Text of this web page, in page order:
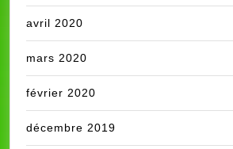
avril 2020
mars 2020
février 2020
décembre 2019